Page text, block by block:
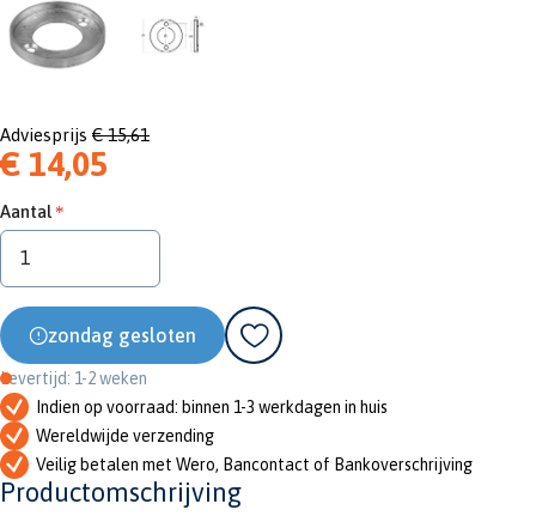
Adviesprijs € 15,61
€ 14,05
Aantal
zondag gesloten
Levertijd: 1-2 weken
Indien op voorraad: binnen 1-3 werkdagen in huis
Wereldwijde verzending
Veilig betalen met Wero, Bancontact of Bankoverschrijving
Productomschrijving